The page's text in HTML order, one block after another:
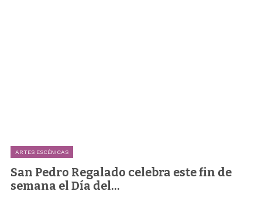
ARTES ESCÉNICAS
San Pedro Regalado celebra este fin de
semana el Día del...